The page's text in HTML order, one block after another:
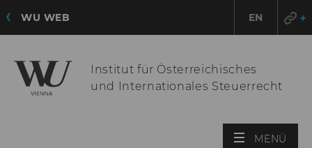
WU WEB EN
Institut für Österreichisches
und Internationales Steuerrecht
MENÜ